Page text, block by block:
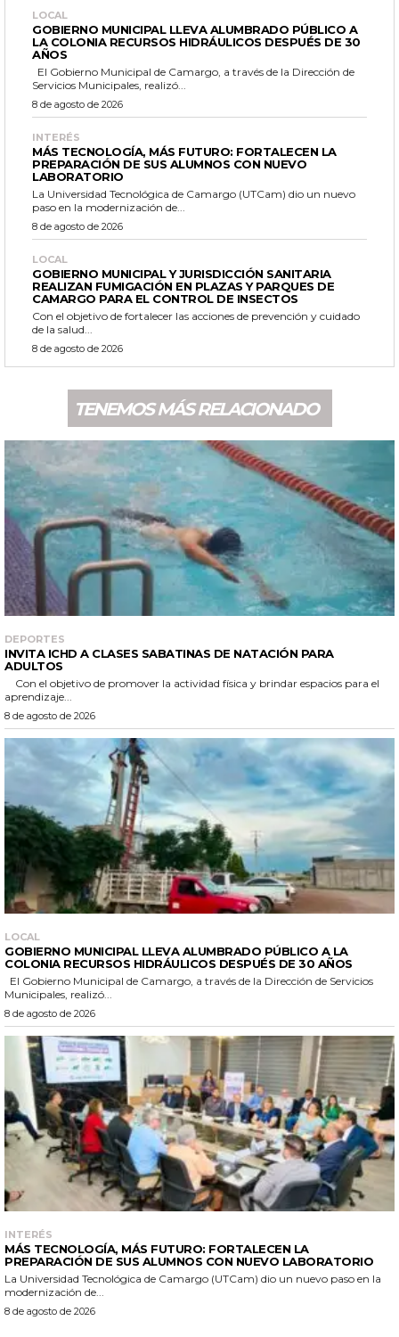
LOCAL
GOBIERNO MUNICIPAL LLEVA ALUMBRADO PÚBLICO A
LA COLONIA RECURSOS HIDRÁULICOS DESPUÉS DE 30
AÑOS
Servicios Municipales, realizó...
8 de agosto de 2026
INTERÉS
MÁS TECNOLOGÍA, MÁS FUTURO: FORTALECEN LA
PREPARACIÓN DE SUS ALUMNOS CON NUEVO
LABORATORIO
La Universidad Tecnológica de Camargo (UTCam) dio un nuevo
paso en la modernización de...
8 de agosto de 2026
LOCAL
GOBIERNO MUNICIPAL Y JURISDICCIÓN SANITARIA
REALIZAN FUMIGACIÓN EN PLAZAS Y PARQUES DE
CAMARGO PARA EL CONTROL DE INSECTOS
Con el objetivo de fortalecer las acciones de prevención y cuidado
de la salud...
8 de agosto de 2026
TENEMOS MÁS RELACIONADO
DEPORTES
INVITA ICHD A CLASES SABATINAS DE NATACIÓN PARA
ADULTOS
aprendizaje...
8 de agosto de 2026
LOCAL
GOBIERNO MUNICIPAL LLEVA ALUMBRADO PÚBLICO A LA
COLONIA RECURSOS HIDRÁULICOS DESPUÉS DE 30 AÑOS
Municipales, realizó...
8 de agosto de 2026
INTERÉS
MÁS TECNOLOGÍA, MÁS FUTURO: FORTALECEN LA
PREPARACIÓN DE SUS ALUMNOS CON NUEVO LABORATORIO
La Universidad Tecnológica de Camargo (UTCam) dio un nuevo paso en la
modernización de...
8 de agosto de 2026